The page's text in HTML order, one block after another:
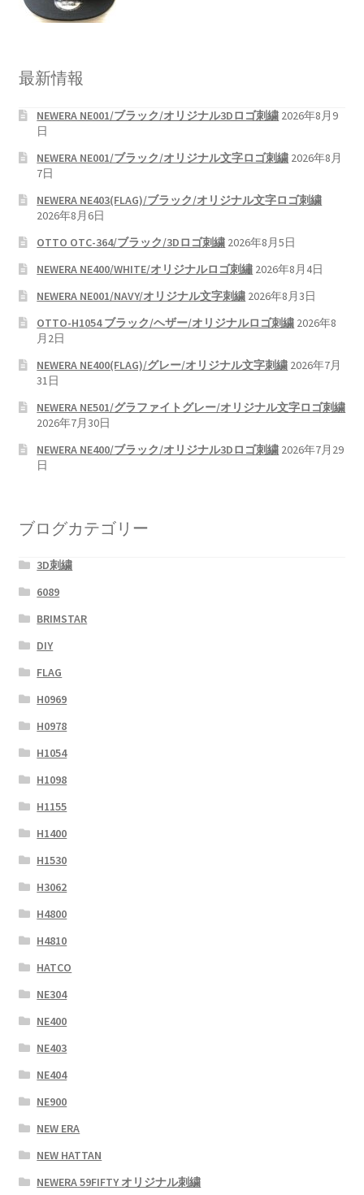
最新情報
NEWERA NE001/ブラック/オリジナル3Dロゴ刺繍 2026年8月9
日
NEWERA NE001/ブラック/オリジナル文字ロゴ刺繍 2026年8月
7日
NEWERA NE403(FLAG)/ブラック/オリジナル文字ロゴ刺繍
2026年8月6日
OTTO OTC-364/ブラック/3Dロゴ刺繍 2026年8月5日
NEWERA NE400/WHITE/オリジナルロゴ刺繡 2026年8月4日
NEWERA NE001/NAVY/オリジナル文字刺繍 2026年8月3日
OTTO-H1054 ブラック/ヘザー/オリジナルロゴ刺繍 2026年8
月2日
NEWERA NE400(FLAG)/グレー/オリジナル文字刺繍 2026年7月
31日
NEWERA NE501/グラファイトグレー/オリジナル文字ロゴ刺繍
2026年7月30日
NEWERA NE400/ブラック/オリジナル3Dロゴ刺繍 2026年7月29
日
ブログカテゴリー
3D刺繍
6089
BRIMSTAR
DIY
FLAG
H0969
H0978
H1054
H1098
H1155
H1400
H1530
H3062
H4800
H4810
HATCO
NE304
NE400
NE403
NE404
NE900
NEW ERA
NEW HATTAN
NEWERA 59FIFTY オリジナル刺繍